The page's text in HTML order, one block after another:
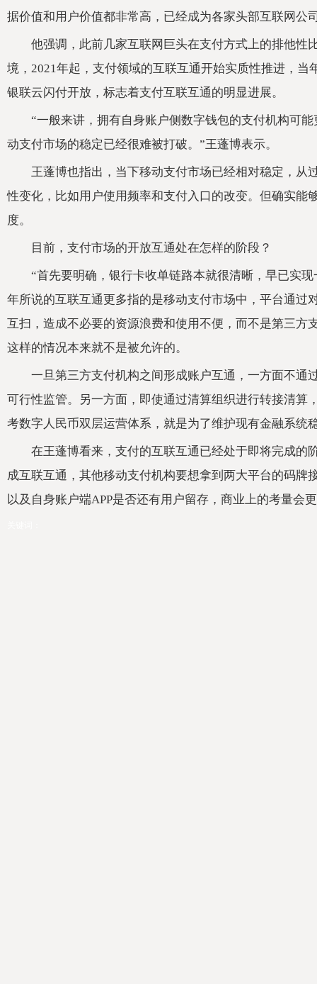
据价值和用户价值都非常高，已经成为各家头部互联网公
他强调，此前几家互联网巨头在支付方式上的排他性
境，2021年起，支付领域的互联互通开始实质性推进，
银联云闪付开放，标志着支付互联互通的明显进展。
“一般来讲，拥有自身账户侧数字钱包的支付机构可
动支付市场的稳定已经很难被打破。”王蓬博表示。
王蓬博也指出，当下移动支付市场已经相对稳定，从
性变化，比如用户使用频率和支付入口的改变。但确实能
度。
目前，支付市场的开放互通处在怎样的阶段？
“首先要明确，银行卡收单链路本就很清晰，早已实
年所说的互联互通更多指的是移动支付市场中，平台通过
互扫，造成不必要的资源浪费和使用不便，而不是第三方
这样的情况本来就不是被允许的。
一旦第三方支付机构之间形成账户互通，一方面不通
可行性监管。另一方面，即使通过清算组织进行转接清算
考数字人民币双层运营体系，就是为了维护现有金融系统
在王蓬博看来，支付的互联互通已经处于即将完成的
成互联互通，其他移动支付机构要想拿到两大平台的码
以及自身账户端APP是否还有用户留存，商业上的考量会